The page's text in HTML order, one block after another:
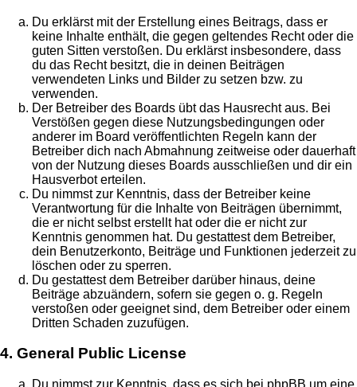
Du erklärst mit der Erstellung eines Beitrags, dass er
keine Inhalte enthält, die gegen geltendes Recht oder die
guten Sitten verstoßen. Du erklärst insbesondere, dass
du das Recht besitzt, die in deinen Beiträgen
verwendeten Links und Bilder zu setzen bzw. zu
verwenden.
Der Betreiber des Boards übt das Hausrecht aus. Bei
Verstößen gegen diese Nutzungsbedingungen oder
anderer im Board veröffentlichten Regeln kann der
Betreiber dich nach Abmahnung zeitweise oder dauerhaft
von der Nutzung dieses Boards ausschließen und dir ein
Hausverbot erteilen.
Du nimmst zur Kenntnis, dass der Betreiber keine
Verantwortung für die Inhalte von Beiträgen übernimmt,
die er nicht selbst erstellt hat oder die er nicht zur
Kenntnis genommen hat. Du gestattest dem Betreiber,
dein Benutzerkonto, Beiträge und Funktionen jederzeit zu
löschen oder zu sperren.
Du gestattest dem Betreiber darüber hinaus, deine
Beiträge abzuändern, sofern sie gegen o. g. Regeln
verstoßen oder geeignet sind, dem Betreiber oder einem
Dritten Schaden zuzufügen.
4. General Public License
Du nimmst zur Kenntnis, dass es sich bei phpBB um eine